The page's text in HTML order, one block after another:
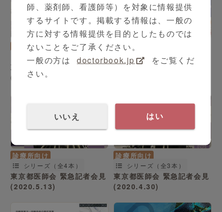
診療所向け
シリーズ（全4本）
東京都医師会 緊急記者会見
(2020.6.10)
診療所向け
シリーズ（全4本）
日本医師会 定例記者会見
診療所向け
シリーズ（全4本）
東京都医師会 緊急記者会見
(2020.5.13)
診療所向け
シリーズ（全3本）
東京都医師会 緊急記者会見
(2020.4.30)
師、薬剤師、看護師等）を対象に情報提供
するサイトです。掲載する情報は、一般の
方に対する情報提供を目的としたものでは
ないことをご了承ください。
一般の方は
doctorbook.jp
をご覧くだ
さい。
いいえ はい